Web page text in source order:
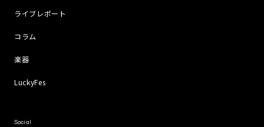
ライブレポート
コラム
楽器
LuckyFes
Social